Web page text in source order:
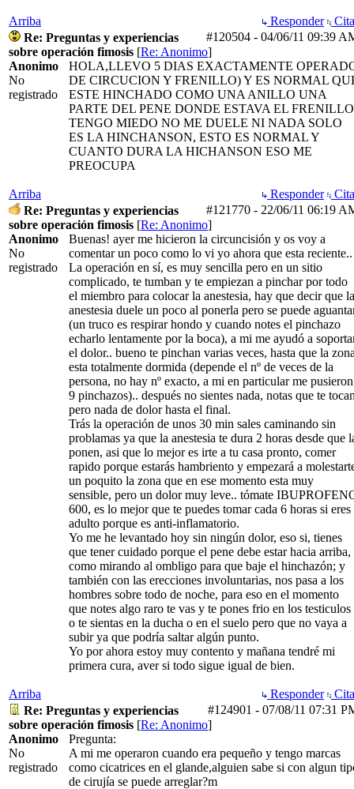
Arriba Responder
#120504 - 04/06/11 09:39
Re: Preguntas y experiencias
sobre operación fimosis [Re: Anonimo]
Anonimo
No
registrado
HOLA,LLEVO 5 DIAS EXACTAMENTE
DE CIRCUCION Y FRENILLO) Y ES NORMAL
ESTE HINCHADO COMO UNA ANILLO UNA
PARTE DEL PENE DONDE ESTAVA EL FRENILLO
TENGO MIEDO NO ME DUELE NI NADA SOLO
ES LA HINCHANSON, ESTO ES NORMAL Y
CUANTO DURA LA HICHANSON ESO ME
PREOCUPA
Arriba Responder
#121770 - 22/06/11 06:19
Re: Preguntas y experiencias
sobre operación fimosis [Re: Anonimo]
Anonimo
No
registrado
Buenas! ayer me hicieron la circuncisión y os voy a
comentar un poco como lo vi yo ahora que esta reciente..
La operación en sí, es muy sencilla pero en un sitio
complicado, te tumban y te empiezan a pinchar por todo
el miembro para colocar la anestesia, hay que decir que la
anestesia duele un poco al ponerla pero se puede
(un truco es respirar hondo y cuando notes el pinchazo
echarlo lentamente por la boca), a mi me ayudó a
el dolor.. bueno te pinchan varias veces, hasta que la
esta totalmente dormida (depende el nº de veces de la
persona, no hay nº exacto, a mi en particular me pusieron
9 pinchazos).. después no sientes nada, notas que te
pero nada de dolor hasta el final.
Trás la operación de unos 30 min sales caminando sin
problamas ya que la anestesia te dura 2 horas desde que
ponen, asi que lo mejor es irte a tu casa pronto, comer
rapido porque estarás hambriento y empezará a
un poquito la zona que en ese momento esta muy
sensible, pero un dolor muy leve.. tómate
600, es lo mejor que te puedes tomar cada 6 horas si eres
adulto porque es anti-inflamatorio.
Yo me he levantado hoy sin ningún dolor, eso si, tienes
que tener cuidado porque el pene debe estar hacia arriba,
como mirando al ombligo para que baje el hinchazón; y
también con las erecciones involuntarias, nos pasa a los
hombres sobre todo de noche, para eso en el momento
que notes algo raro te vas y te pones frio en los testiculos
o te sientas en la ducha o en el suelo pero que no vaya a
subir ya que podría saltar algún punto.
Yo por ahora estoy muy contento y mañana tendré mi
primera cura, aver si todo sigue igual de bien.
Arriba Responder
#124901 - 07/08/11 07:31
Re: Preguntas y experiencias
sobre operación fimosis [Re: Anonimo]
Anonimo
No
registrado
Pregunta:
A mi me operaron cuando era pequeño y tengo marcas
como cicatrices en el glande,alguien sabe si con algun
de cirujía se puede arreglar?m